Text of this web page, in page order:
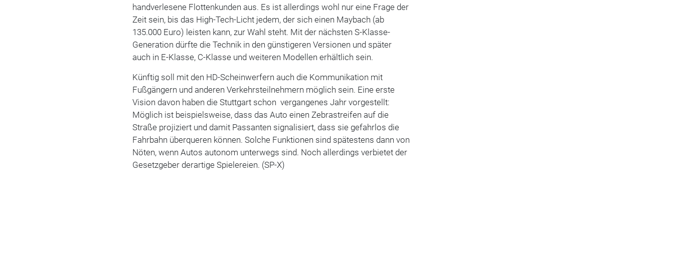
handverlesene Flottenkunden aus. Es ist allerdings wohl nur eine Frage der
Zeit sein, bis das High-Tech-Licht jedem, der sich einen Maybach (ab
135.000 Euro) leisten kann, zur Wahl steht. Mit der nächsten S-Klasse-
Generation dürfte die Technik in den günstigeren Versionen und später
auch in E-Klasse, C-Klasse und weiteren Modellen erhältlich sein.
Künftig soll mit den HD-Scheinwerfern auch die Kommunikation mit
Fußgängern und anderen Verkehrsteilnehmern möglich sein. Eine erste
Vision davon haben die Stuttgart schon vergangenes Jahr vorgestellt:
Möglich ist beispielsweise, dass das Auto einen Zebrastreifen auf die
Straße projiziert und damit Passanten signalisiert, dass sie gefahrlos die
Fahrbahn überqueren können. Solche Funktionen sind spätestens dann von
Nöten, wenn Autos autonom unterwegs sind. Noch allerdings verbietet der
Gesetzgeber derartige Spielereien. (SP-X)